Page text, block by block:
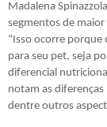
Madalena
segmentos de
“Isso ocorre porque
para seu pet, seja
diferencial
notam as diferenças
dentre outros